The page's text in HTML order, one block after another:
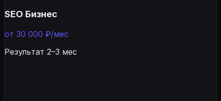
SEO Бизнес
от 30 000 ₽/мес
Результат 2–3 мес